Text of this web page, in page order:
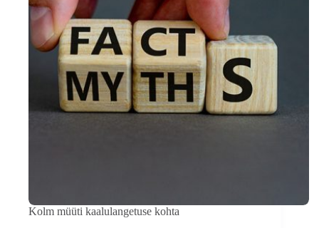
Kolm müüti kaalulangetuse kohta